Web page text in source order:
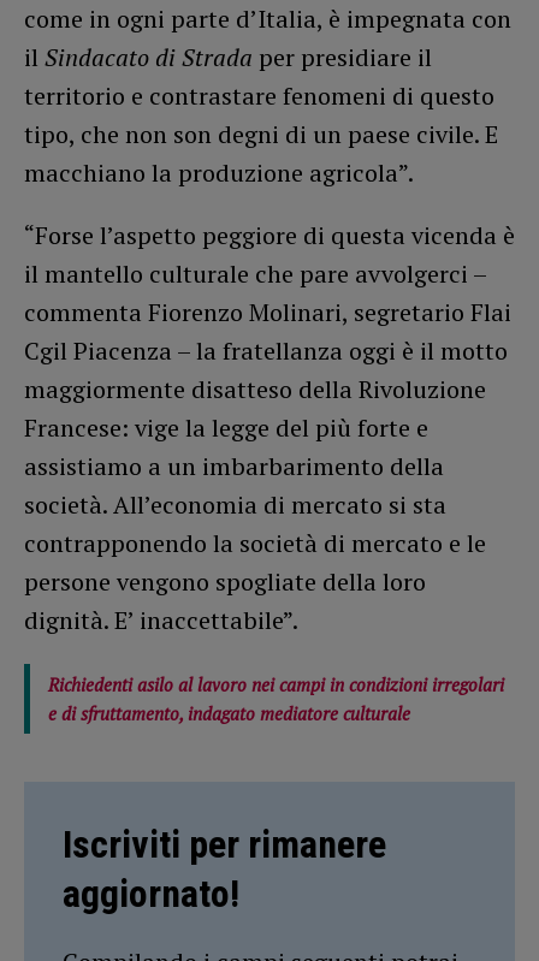
come in ogni parte d’Italia, è impegnata con
il Sindacato di Strada per presidiare il
territorio e contrastare fenomeni di questo
tipo, che non son degni di un paese civile. E
macchiano la produzione agricola”.
“Forse l’aspetto peggiore di questa vicenda è
il mantello culturale che pare avvolgerci –
commenta Fiorenzo Molinari, segretario Flai
Cgil Piacenza – la fratellanza oggi è il motto
maggiormente disatteso della Rivoluzione
Francese: vige la legge del più forte e
assistiamo a un imbarbarimento della
società. All’economia di mercato si sta
contrapponendo la società di mercato e le
persone vengono spogliate della loro
dignità. E’ inaccettabile”.
Richiedenti asilo al lavoro nei campi in condizioni irregolari
e di sfruttamento, indagato mediatore culturale
Iscriviti per rimanere
aggiornato!